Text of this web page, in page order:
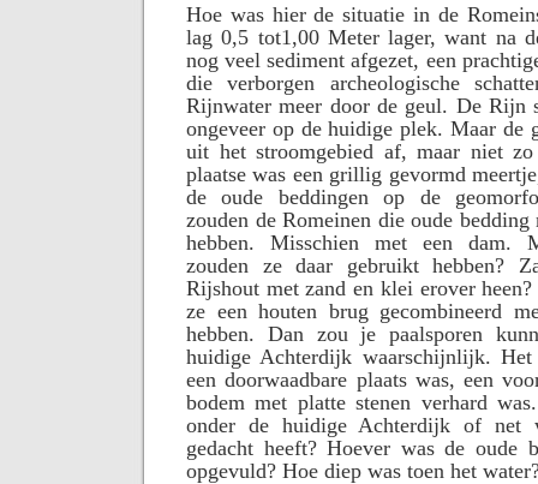
Hoe was hier de situatie in de
lag 0,5 tot1,00 Meter lager, want na
nog veel sediment afgezet, een
die verborgen archeologische
Rijnwater meer door de geul. De Rijn
ongeveer op de huidige plek. Maar de
uit het stroomgebied af, maar niet
plaatse was een grillig gevormd
de oude beddingen op de
zouden de Romeinen die oude
hebben. Misschien met een dam.
zouden ze daar gebruikt hebben?
Rijshout met zand en klei erover
ze een houten brug gecombineerd
hebben. Dan zou je paalsporen
huidige Achterdijk waarschijnlijk.
een doorwaadbare plaats was, een
bodem met platte stenen verhard
onder de huidige Achterdijk of net
gedacht heeft? Hoever was de
opgevuld? Hoe diep was toen het